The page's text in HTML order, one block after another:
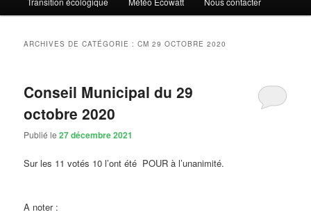
ARCHIVES DE CATÉGORIE :CM 29 OCTOBRE 2020
Conseil Municipal du 29
octobre 2020
Publié le27 décembre 2021
Sur les 11 votés 10 l’ont été POUR à l’unanimité.
A noter :